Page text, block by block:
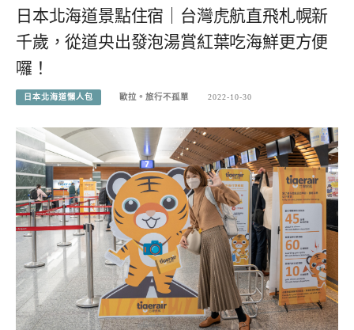
日本北海道景點住宿｜台灣虎航直飛札幌新
千歲，從道央出發泡湯賞紅葉吃海鮮更方便
囉！
日本北海道懶人包 歐拉。旅行不孤單 2022-10-30